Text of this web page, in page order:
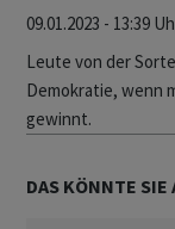
09.01.2023 - 13:39
Leute von der
Demokratie, wenn
gewinnt.
DAS KÖNNTE